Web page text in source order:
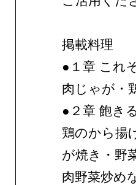
掲載料理
●１章 これ
肉じゃが・
●２章 飽き
鶏のから揚
が焼き・野
肉野菜炒め